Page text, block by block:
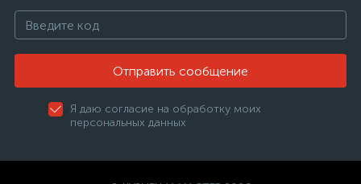
Отправить сообщение
Я даю согласие на обработку моих
персональных данных